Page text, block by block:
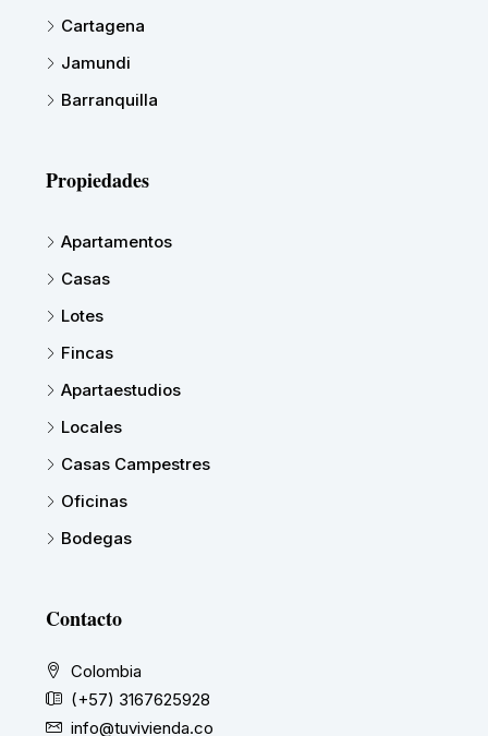
Cartagena
Jamundi
Barranquilla
Propiedades
Apartamentos
Casas
Lotes
Fincas
Apartaestudios
Locales
Casas Campestres
Oficinas
Bodegas
Contacto
Colombia
(+57) 3167625928
info@tuvivienda.co